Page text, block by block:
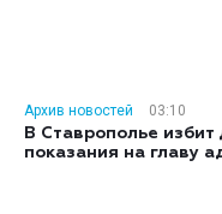
Архив новостей
03:10
В Ставрополье
показания на главу